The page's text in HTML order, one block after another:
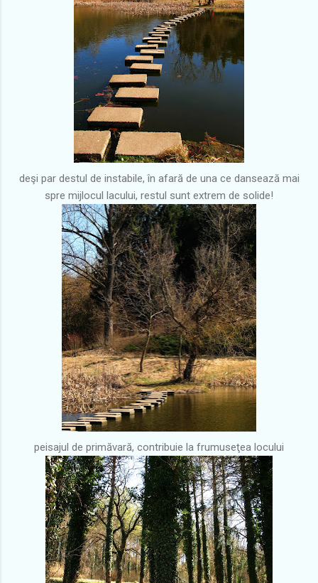
deşi par destul de instabile, în afară de una ce dansează mai
spre mijlocul lacului, restul sunt extrem de solide!
peisajul de primăvară, contribuie la frumuseţea locului